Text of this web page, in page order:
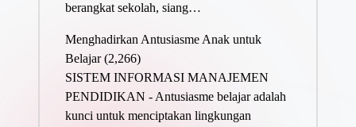
berangkat sekolah, siang…
Menghadirkan Antusiasme Anak untuk
Belajar (2,266)
SISTEM INFORMASI MANAJEMEN
PENDIDIKAN - Antusiasme belajar adalah
kunci untuk menciptakan lingkungan